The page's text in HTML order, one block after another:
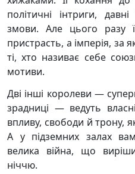
політичні інтриги,
змови. Але цього разу
пристрасть, а імперія, за
ті, хто називає себе
мотиви.
Дві інші королеви —
зрадниці — ведуть
впливу, свободи й трону,
А у підземних залах
велика війна, що
ніччю.